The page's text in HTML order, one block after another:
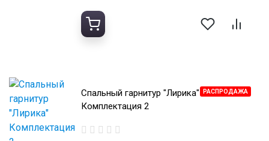
РАСПРОДАЖА
Спальный гарнитур "Лирика"
Комплектация 2